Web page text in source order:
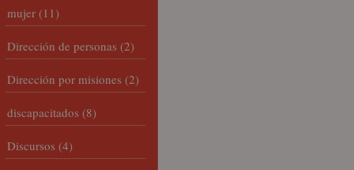
mujer (11)
Dirección de personas (2)
Dirección por misiones (2)
discapacitados (8)
Discursos (4)